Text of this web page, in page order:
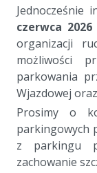
Jednocześnie
czerwca 2026
organizacji
możliwości
parkowania
Wjazdowej
Prosimy o
parkingowych
z parkingu
zachowanie